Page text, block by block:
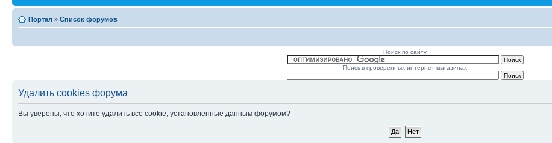
Портал » Список форумов
Поиск по сайту
Поиск в проверенных интернет-магазинах
Удалить cookies форума
Вы уверены, что хотите удалить все cookie, установленные данным форумом?